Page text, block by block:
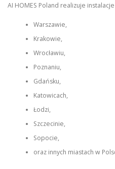
AI HOMES Poland realizuje
Warszawie,
Krakowie,
Wrocławiu,
Poznaniu,
Gdańsku,
Katowicach,
Łodzi,
Szczecinie,
Sopocie,
oraz innych miastach w